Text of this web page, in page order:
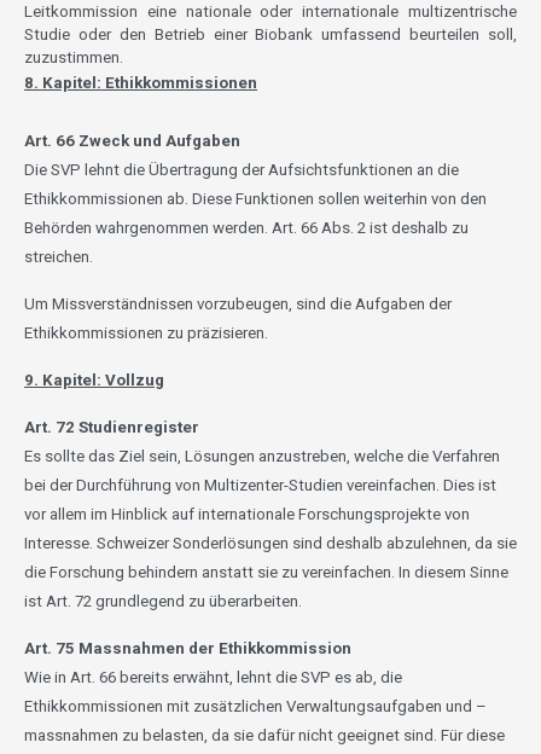
Leitkommission eine nationale oder internationale multizentrische
Studie oder den Betrieb einer Biobank umfassend beurteilen soll,
zuzustimmen.
8. Kapitel: Ethikkommissionen
Art. 66 Zweck und Aufgaben
Die SVP lehnt die Übertragung der Aufsichtsfunktionen an die
Ethikkommissionen ab. Diese Funktionen sollen weiterhin von den
Behörden wahrgenommen werden. Art. 66 Abs. 2 ist deshalb zu
streichen.
Um Missverständnissen vorzubeugen, sind die Aufgaben der
Ethikkommissionen zu präzisieren.
9. Kapitel: Vollzug
Art. 72 Studienregister
Es sollte das Ziel sein, Lösungen anzustreben, welche die Verfahren
bei der Durchführung von Multizenter-Studien vereinfachen. Dies ist
vor allem im Hinblick auf internationale Forschungsprojekte von
Interesse. Schweizer Sonderlösungen sind deshalb abzulehnen, da sie
die Forschung behindern anstatt sie zu vereinfachen. In diesem Sinne
ist Art. 72 grundlegend zu überarbeiten.
Art. 75 Massnahmen der Ethikkommission
Wie in Art. 66 bereits erwähnt, lehnt die SVP es ab, die
Ethikkommissionen mit zusätzlichen Verwaltungsaufgaben und –
massnahmen zu belasten, da sie dafür nicht geeignet sind. Für diese